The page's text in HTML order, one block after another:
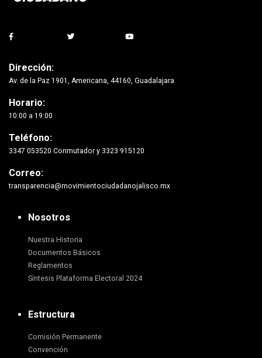
Dirección:
Av. de la Paz 1901, Americana, 44160, Guadalajara
Horario:
10:00 a 19:00
Teléfono:
3347 053520 Conmutador y 3323 915120
Correo:
transparencia@movimientociudadanojalisco.mx
Nosotros
Nuestra Historia
Documentos Básicos
Reglamentos
Síntesis Plataforma Electoral 2024
Estructura
Comisión Permanente
Convención